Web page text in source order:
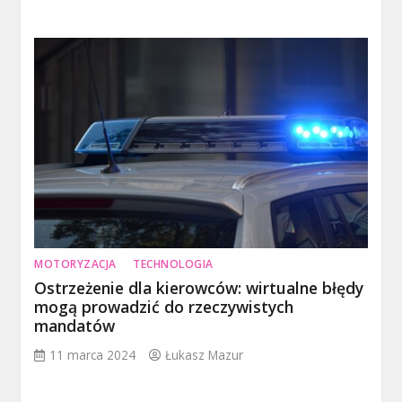
MOTORYZACJA TECHNOLOGIA
Ostrzeżenie dla kierowców: wirtualne błędy
mogą prowadzić do rzeczywistych
mandatów
11 marca 2024 Łukasz Mazur